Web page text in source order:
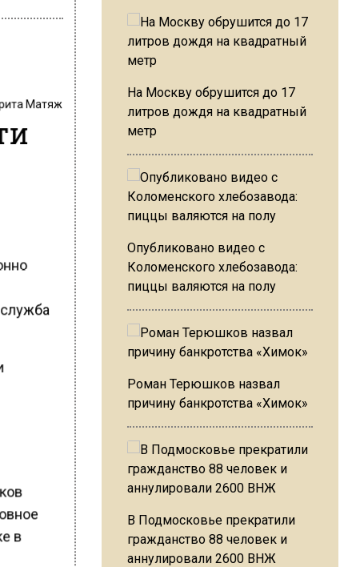
Матяж
в
На Москву обрушится до 17
литров дождя на квадратный
метр
Опубликовано видео с
Коломенского хлебозавода:
пиццы валяются на полу
Роман Терюшков назвал
причину банкротства «Химок»
В Подмосковье прекратили
гражданство 88 человек и
аннулировали 2600 ВНЖ